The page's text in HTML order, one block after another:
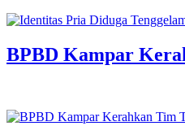
BPBD Kampar